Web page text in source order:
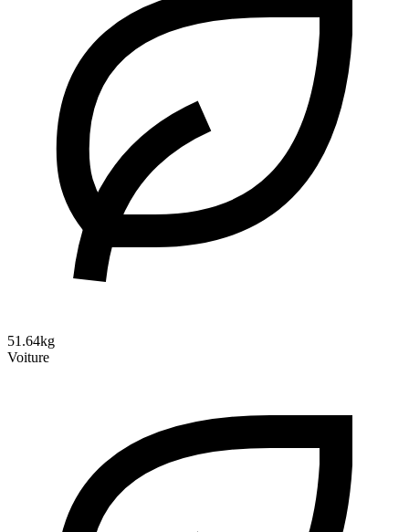
51.64kg
Voiture